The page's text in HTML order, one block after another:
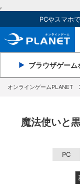
,
PCやスマホ
ブラウザゲーム
オンラインゲームPLANET
魔法使いと
PC